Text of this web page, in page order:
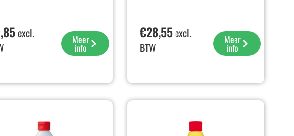
excl.
Meer
info
€28,55excl.
BTW
Meer
info